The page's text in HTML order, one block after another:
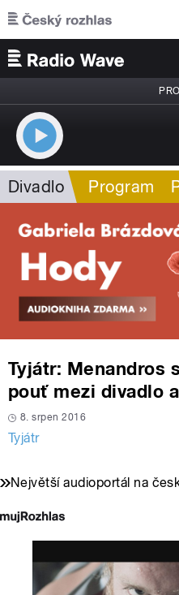
Přejít k hlavnímu obsahu
Divadlo Program
Tyjátr: Menandros
pouť mezi divadlo
8. srpen 2016
Tyjátr
Největší audioportál na